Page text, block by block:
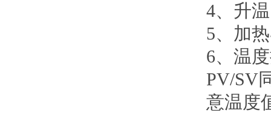
4、升
5、加
6、温
PV/SV
意温度